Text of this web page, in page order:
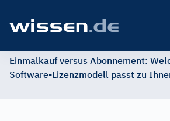
Einmalkauf versus Abonnement:
Software-Lizenzmodell passt zu